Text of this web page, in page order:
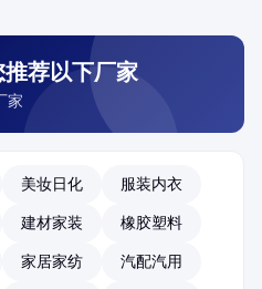
荐以下厂家
家
美妆日化 服装内衣
建材家装 橡胶塑料
家居家纺 汽配汽用